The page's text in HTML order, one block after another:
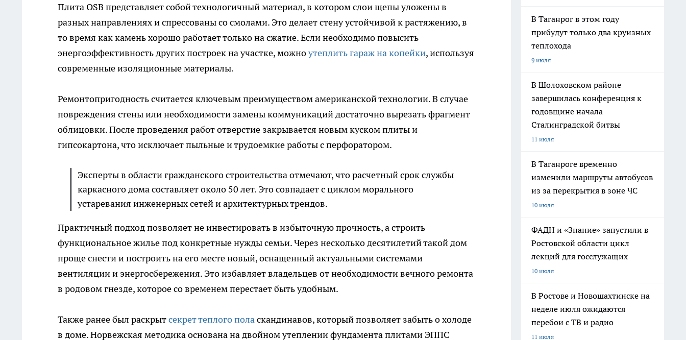
Плита OSB представляет собой технологичный материал, в котором слои щепы уложены в
разных направлениях и спрессованы со смолами. Это делает стену устойчивой к растяжению, в
то время как камень хорошо работает только на сжатие. Если необходимо повысить
энергоэффективность других построек на участке, можноутеплить гараж на копейки, используя
современные изоляционные материалы.
Ремонтопригодность считается ключевым преимуществом американской технологии. В случае
повреждения стены или необходимости замены коммуникаций достаточно вырезать фрагмент
облицовки. После проведения работ отверстие закрывается новым куском плиты и
гипсокартона, что исключает пыльные и трудоемкие работы с перфоратором.
Эксперты в области гражданского строительства отмечают, что расчетный срок службы
каркасного дома составляет около 50 лет. Это совпадает с циклом морального
устаревания инженерных сетей и архитектурных трендов.
Практичный подход позволяет не инвестировать в избыточную прочность, а строить
функциональное жилье под конкретные нужды семьи. Через несколько десятилетий такой дом
проще снести и построить на его месте новый, оснащенный актуальными системами
вентиляции и энергосбережения. Это избавляет владельцев от необходимости вечного ремонта
в родовом гнезде, которое со временем перестает быть удобным.
Также ранее был раскрытсекрет теплого поласкандинавов, который позволяет забыть о холоде
в доме. Норвежская методика основана на двойном утеплении фундамента плитами ЭППС
В Таганрог в этом году
прибудут только два круизных
теплохода
9 июля
В Шолоховском районе
завершилась конференция к
годовщине начала
Сталинградской битвы
11 июля
В Таганроге временно
изменили маршруты автобусов
из за перекрытия в зоне ЧС
10 июля
ФАДН и «Знание» запустили в
Ростовской области цикл
лекций для госслужащих
10 июля
В Ростове и Новошахтинске на
неделе июля ожидаются
перебои с ТВ и радио
11 июля